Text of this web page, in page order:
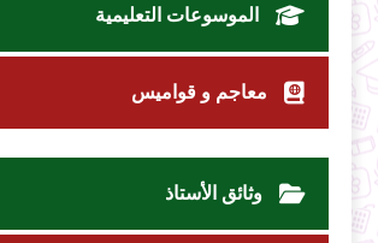
الموسوعات التعليمية
معاجم و قواميس
وثائق الأستاذ